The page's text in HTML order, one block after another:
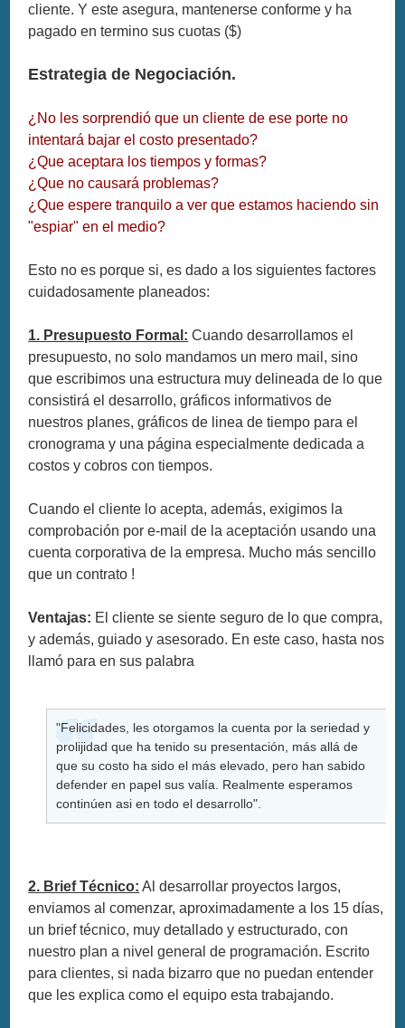
cliente. Y este asegura, mantenerse conforme y ha
pagado en termino sus cuotas ($)
Estrategia de Negociación.
¿No les sorprendió que un cliente de ese porte no
intentará bajar el costo presentado?
¿Que aceptara los tiempos y formas?
¿Que no causará problemas?
¿Que espere tranquilo a ver que estamos haciendo sin
"espiar" en el medio?
Esto no es porque si, es dado a los siguientes factores
cuidadosamente planeados:
1. Presupuesto Formal: Cuando desarrollamos el
presupuesto, no solo mandamos un mero mail, sino
que escribimos una estructura muy delineada de lo que
consistirá el desarrollo, gráficos informativos de
nuestros planes, gráficos de linea de tiempo para el
cronograma y una página especialmente dedicada a
costos y cobros con tiempos.
Cuando el cliente lo acepta, además, exigimos la
comprobación por e-mail de la aceptación usando una
cuenta corporativa de la empresa. Mucho más sencillo
que un contrato !
Ventajas: El cliente se siente seguro de lo que compra,
y además, guiado y asesorado. En este caso, hasta nos
llamó para en sus palabra
"Felicidades, les otorgamos la cuenta por la seriedad y
prolijidad que ha tenido su presentación, más allá de
que su costo ha sido el más elevado, pero han sabido
defender en papel sus valía. Realmente esperamos
continúen asi en todo el desarrollo".
2. Brief Técnico: Al desarrollar proyectos largos,
enviamos al comenzar, aproximadamente a los 15 días,
un brief técnico, muy detallado y estructurado, con
nuestro plan a nivel general de programación. Escrito
para clientes, si nada bizarro que no puedan entender
que les explica como el equipo esta trabajando.